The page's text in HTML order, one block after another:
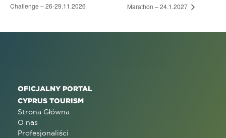
Challenge – 26-29.11.2026
Marathon – 24.1.2027
OFICJALNY PORTAL
CYPRUS TOURISM
Strona Główna
O nas
Profesjonaliści